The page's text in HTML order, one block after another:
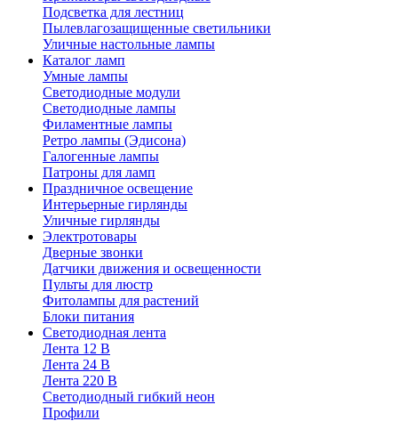
Подсветка для лестниц
Пылевлагозащищенные светильники
Уличные настольные лампы
Каталог ламп
Умные лампы
Светодиодные модули
Светодиодные лампы
Филаментные лампы
Ретро лампы (Эдисона)
Галогенные лампы
Патроны для ламп
Праздничное освещение
Интерьерные гирлянды
Уличные гирлянды
Электротовары
Дверные звонки
Датчики движения и освещенности
Пульты для люстр
Фитолампы для растений
Блоки питания
Светодиодная лента
Лента 12 В
Лента 24 В
Лента 220 В
Светодиодный гибкий неон
Профили